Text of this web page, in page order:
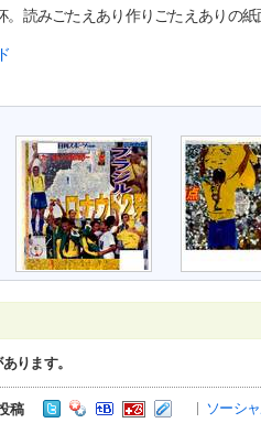
読みごたえあり作りごたえありの紙
ります。
稿 ソーシ